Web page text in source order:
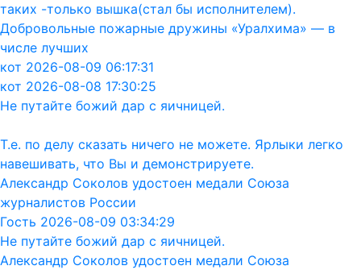
таких -только вышка(стал бы исполнителем).
Добровольные пожарные дружины «Уралхима» — в
числе лучших
кот 2026-08-09 06:17:31
кот 2026-08-08 17:30:25
Не путайте божий дар с яичницей.
Т.е. по делу сказать ничего не можете. Ярлыки легко
навешивать, что Вы и демонстрируете.
Александр Соколов удостоен медали Союза
журналистов России
Гость 2026-08-09 03:34:29
Не путайте божий дар с яичницей.
Александр Соколов удостоен медали Союза